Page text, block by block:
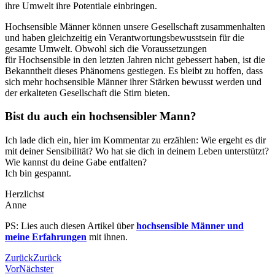
ihre Umwelt ihre Potentiale einbringen.
Hochsensible Männer können unsere Gesellschaft zusammenhalten
und haben gleichzeitig ein Verantwortungsbewusstsein für die
gesamte Umwelt. Obwohl sich die Voraussetzungen
für Hochsensible in den letzten Jahren nicht gebessert haben, ist die
Bekanntheit dieses Phänomens gestiegen. Es bleibt zu hoffen, dass
sich mehr hochsensible Männer ihrer Stärken bewusst werden und
der erkalteten Gesellschaft die Stirn bieten.
Bist du auch ein hochsensibler Mann?
Ich lade dich ein, hier im Kommentar zu erzählen: Wie ergeht es dir
mit deiner Sensibilität? Wo hat sie dich in deinem Leben unterstützt?
Wie kannst du deine Gabe entfalten?
Ich bin gespannt.
Herzlichst
Anne
PS: Lies auch diesen Artikel überhochsensible Männer und
meine Erfahrungen mit ihnen.
ZurückZurück
VorNächster